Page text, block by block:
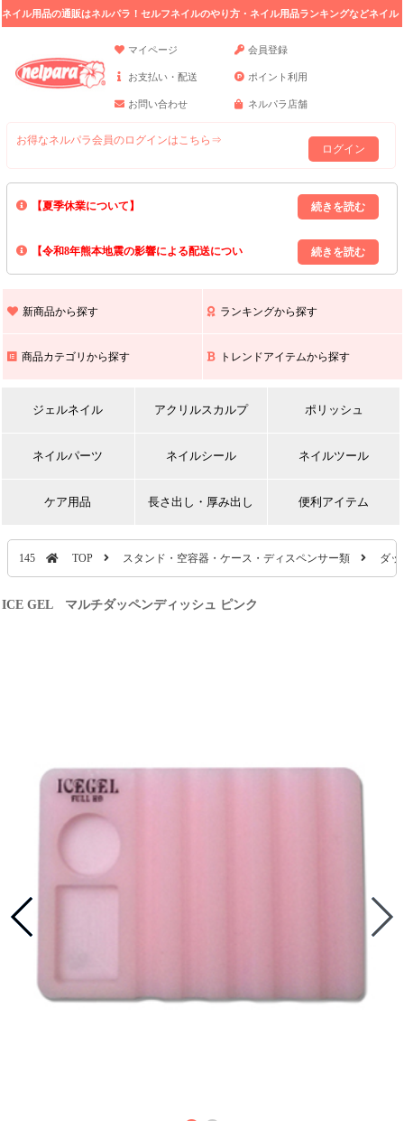
ネイル用品の通販はネルパラ！セルフネイルのやり方・ネイル用品ランキングなどネイル
マイページ
会員登録
お支払い・配送 ポイント利用
お問い合わせ ネルパラ店舗
お得なネルパラ会員のログインはこちら⇒
ログイン
【夏季休業について】
8/13(木)～8/16(日)の間｢出荷業務・お問い合わせ業務｣はお休みいたしま
上記期間中のご注文・お問い合わせは8/17(月)以降の対応となりますので
【令和8年熊本地震の影響による配送につい
また､ 九州全域でお荷物のお届けに遅延が生じております｡
新商品から探す ランキングから探す
商品カテゴリから探す トレンドアイテムから探す
ジェルネイル アクリルスカルプ ポリッシュ
ネイルパーツ ネイルシール ネイルツール
ケア用品 長さ出し・厚み出し 便利アイテム
145 TOP スタンド・空容器・ケース・ディスペンサー類 ダ
ICE GEL マルチダッペンディッシュ ピンク